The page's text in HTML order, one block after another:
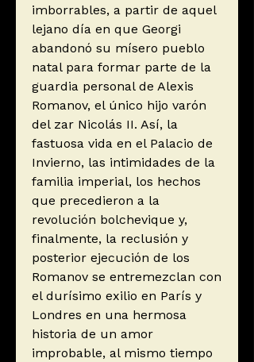
imborrables, a partir de aquel
lejano día en que Georgi
abandonó su mísero pueblo
natal para formar parte de la
guardia personal de Alexis
Romanov, el único hijo varón
del zar Nicolás II. Así, la
fastuosa vida en el Palacio de
Invierno, las intimidades de la
familia imperial, los hechos
que precedieron a la
revolución bolchevique y,
finalmente, la reclusión y
posterior ejecución de los
Romanov se entremezclan con
el durísimo exilio en París y
Londres en una hermosa
historia de un amor
improbable, al mismo tiempo